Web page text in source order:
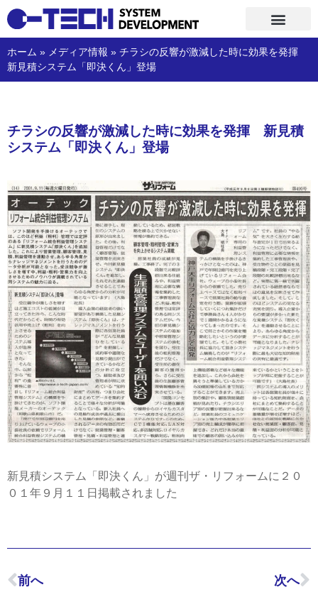
コ
ン
テ
へ
ス
キ
プ
ホーム » メディア情報 » チラシの反響が激減した時に効果を発揮
新見積システム「即決くん」登場
チラシの反響が激減した時に効果を発揮 新見積
システム「即決くん」登場
新見積システム「即決くん」が週刊ザ・リフォームに２０
０１年９月１１日掲載されました
前へ 次へ